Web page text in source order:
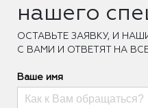
нашего
ОCТАВЬТЕ ЗАЯВКУ, И
С ВАМИ И ОТВЕТЯТ НА
Ваше имя